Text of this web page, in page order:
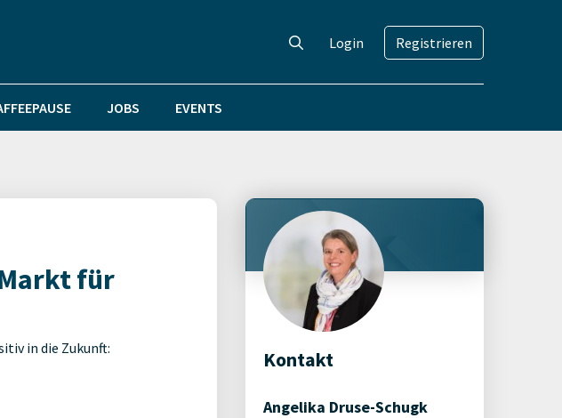
Login Registrieren
JOBS EVENTS
für
in die Zukunft: Kontakt
Angelika Druse-Schugk